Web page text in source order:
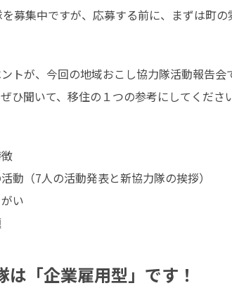
募集中ですが、応募する前に、まずは町
トが、今回の地域おこし協力隊活動報告
ひ聞いて、移住の１つの参考にしてくださ
動（7人の活動発表と新協力隊の挨拶）
い
「企業雇用型」です！